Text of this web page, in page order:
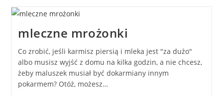
mleczne mrożonki
Co zrobić, jeśli karmisz piersią i mleka jest "za dużo"
albo musisz wyjść z domu na kilka godzin, a nie chcesz,
żeby maluszek musiał być dokarmiany innym
pokarmem? Otóż, możesz…